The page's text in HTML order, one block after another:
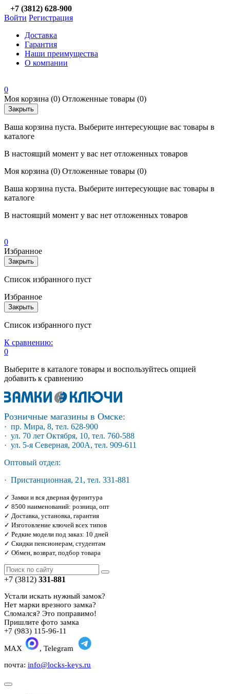
+7 (3812) 628-900
Войти Регистрация
Доставка
Гарантия
Наши преимущества
О компании
0
Моя корзина (0) Отложенные товары (0)
Закрыть
Ваша корзина пуста. Выберите интересующие вас товары в
каталоге
В настоящий момент у вас нет отложенных товаров
Моя корзина (0) Отложенные товары (0)
Ваша корзина пуста. Выберите интересующие вас товары в
каталоге
В настоящий момент у вас нет отложенных товаров
0
Избранное
Закрыть
Список избранного пуст
Избранное
Закрыть
Список избранного пуст
К сравнению:
0
Выберите в каталоге товары и воспользуйтесь опцией
добавить к сравнению
Розничные магазины в Омске:
· пр. Мира, 8, тел. 628-900
· ул. 70 лет Октября, 10, тел. 760-588
· ул. 5-я Северная, 200А, тел. 909-611
Оптовый отдел:
· Пристанционная, 21, тел. 331-881
✓ Замки и вся дверная фурнитура
✓ 8500 наименований: розница, опт
✓ Доставка, установка, гарантия
✓ Изготовление ключей всех типов
✓ Редкие модели под заказ: 10 дней
✓ Скидки пенсионерам, студентам
✓ Обмен, возврат, подбор товара
+7 (3812) 331-881
Устали искать нужный замок?
Нет марки врезного замка?
Сломался? Это поправимо!
Пришлите фото замка
+7 (983) 115-96-11
MAX
, Telegram
почта: info@locks-keys.ru